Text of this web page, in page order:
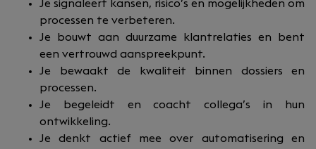
Je signaleert kansen, risico’s en mogelijkheden om
processen te verbeteren.
Je bouwt aan duurzame klantrelaties en bent
een vertrouwd aanspreekpunt.
Je bewaakt de kwaliteit binnen dossiers en
processen.
Je begeleidt en coacht collega’s in hun
ontwikkeling.
Je denkt actief mee over automatisering en